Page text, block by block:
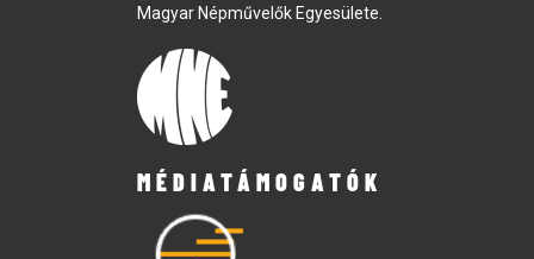
Magyar Népművelők Egyesülete.
MÉDIATÁMOGATÓK